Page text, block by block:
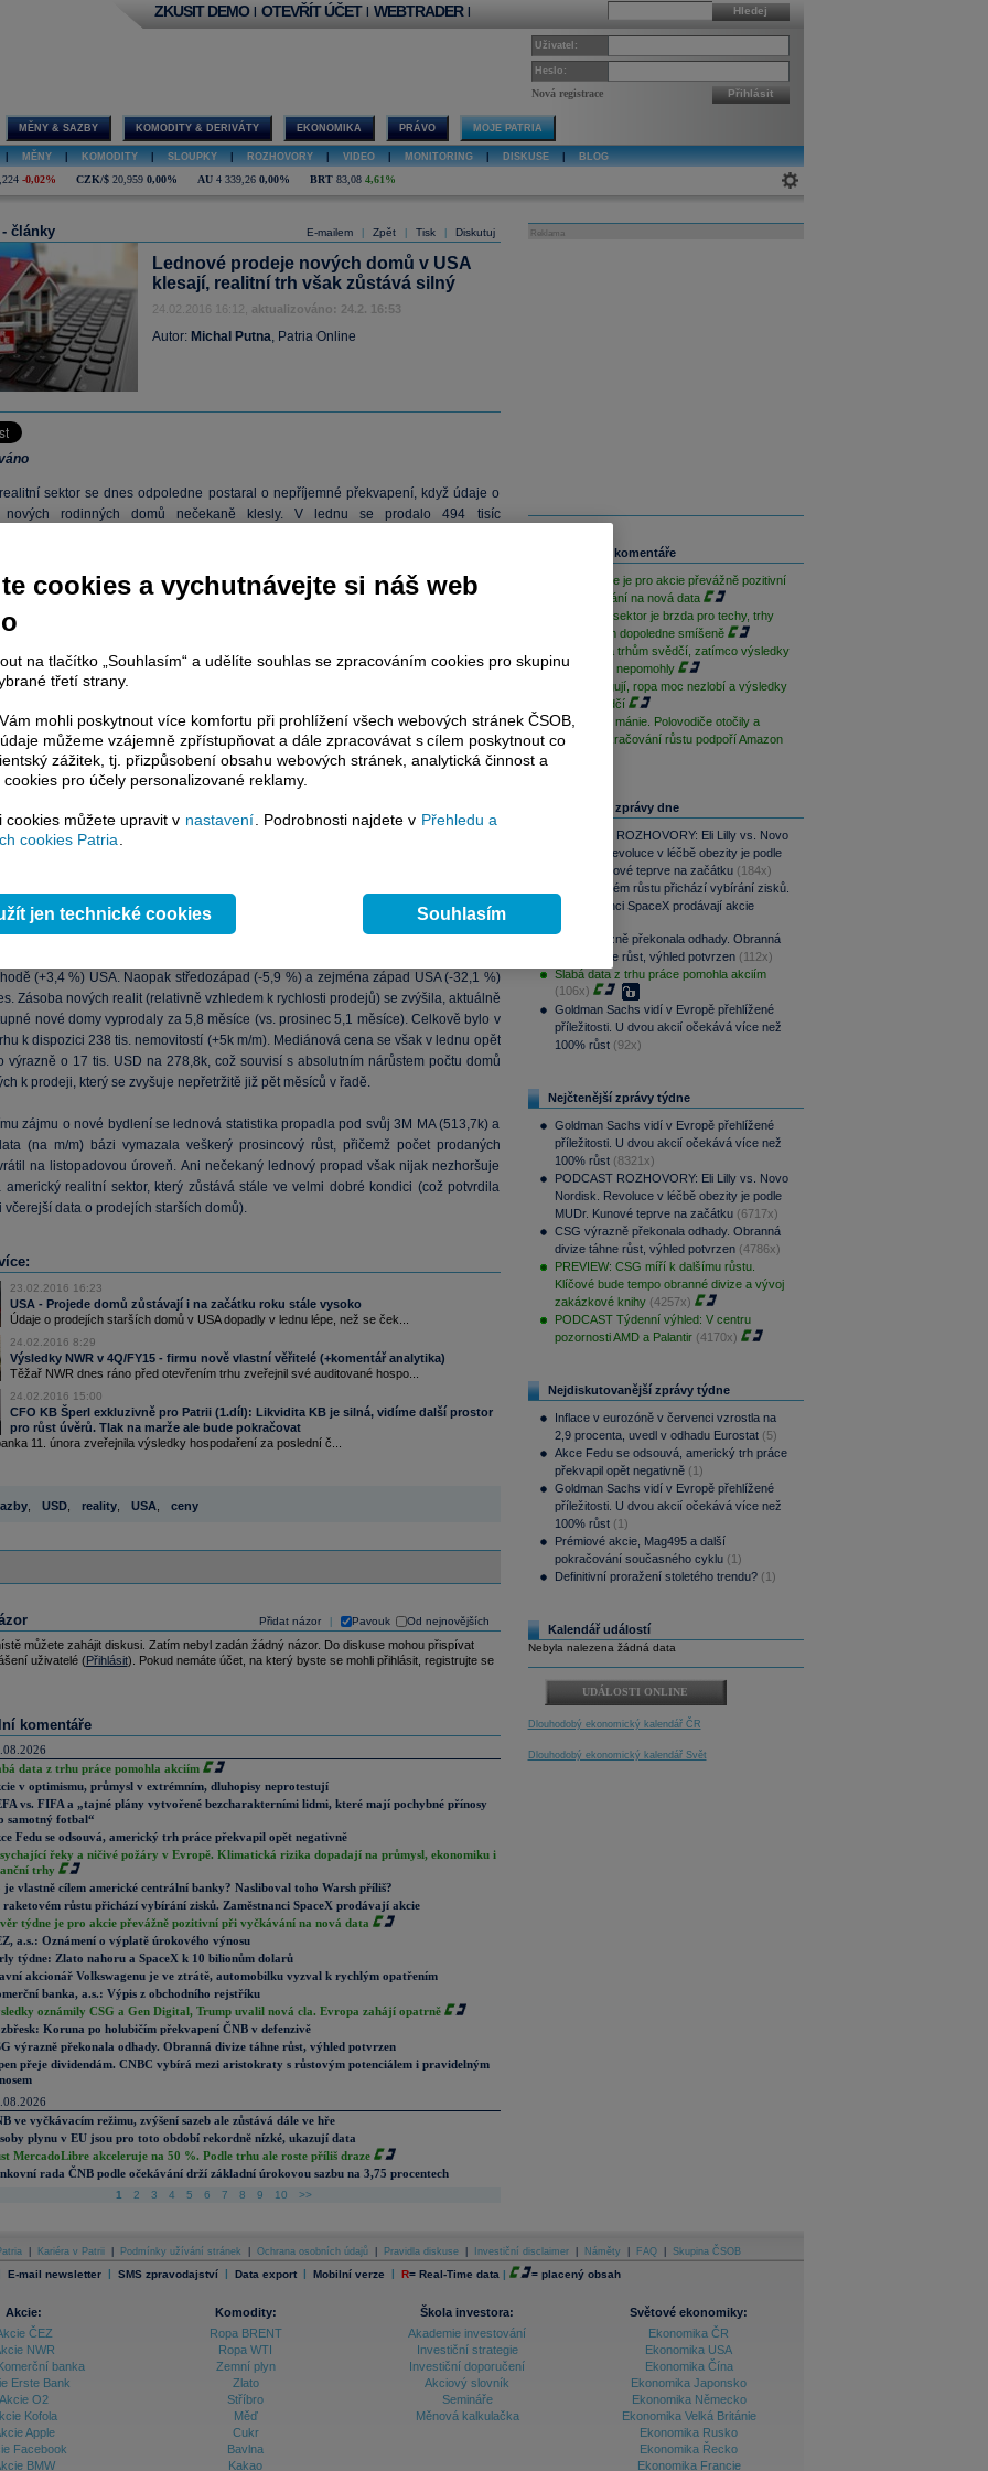
Hledej
ZKUSIT DEMO | OTEVŘÍT ÚČET | WEBTRADER |
Uživatel:
Heslo:
Nová registrace Přihlásit
MĚNY & SAZBY KOMODITY & DERIVÁTY EKONOMIKA PRÁVO MOJE PATRIA
MĚNY KOMODITY SLOUPKY ROZHOVORY VIDEO MONITORING DISKUSE BLOG
-0,02% CZK/$ 20,959 0,00% AU 4 339,26 0,00% BRT 83,08 4,61%
E-mailem Zpět Tisk Diskutuj
- články
Lednové prodeje nových domů v USA
klesají, realitní trh však zůstává silný
24.02.2016 16:12, aktualizováno: 24.2. 16:53
Autor: Michal Putna, Patria Online
sektor se dnes odpoledne postaral o nepříjemné překvapení, když údaje o
nových rodinných domů nečekaně klesly. V lednu se prodalo 494 tisíc
544k.
(+3,4 %) USA. Naopak středozápad (-5,9 %) a zejména západ USA (-32,1 %)
Zásoba nových realit (relativně vzhledem k rychlosti prodejů) se zvýšila, aktuálně
nové domy vyprodaly za 5,8 měsíce (vs. prosinec 5,1 měsíce). Celkově bylo v
k dispozici 238 tis. nemovitostí (+5k m/m). Mediánová cena se však v lednu opět
výrazně o 17 tis. USD na 278,8k, což souvisí s absolutním nárůstem počtu domů
k prodeji, který se zvyšuje nepřetržitě již pět měsíců v řadě.
zájmu o nové bydlení se lednová statistika propadla pod svůj 3M MA (513,7k) a
(na m/m) bázi vymazala veškerý prosincový růst, přičemž počet prodaných
na listopadovou úroveň. Ani nečekaný lednový propad však nijak nezhoršuje
americký realitní sektor, který zůstává stále ve velmi dobré kondici (což potvrdila
včerejší data o prodejích starších domů).
23.02.2016 16:23
USA - Projede domů zůstávají i na začátku roku stále vysoko
Údaje o prodejích starších domů v USA dopadly v lednu lépe, než se ček...
24.02.2016 8:29
Výsledky NWR v 4Q/FY15 - firmu nově vlastní věřitelé (+komentář analytika)
Těžař NWR dnes ráno před otevřením trhu zveřejnil své auditované hospo...
24.02.2016 15:00
CFO KB Šperl exkluzivně pro Patrii (1.díl): Likvidita KB je silná, vidíme další prostor
pro růst úvěrů. Tlak na marže ale bude pokračovat
11. února zveřejnila výsledky hospodaření za poslední č...
, USD, reality, USA ceny
Přidat názor Pavouk Od nejnovějších
můžete zahájit diskusi. Zatím nebyl zadán žádný názor. Do diskuse mohou přispívat
uživatelé (Přihlásit). Pokud nemáte účet, na který byste se mohli přihlásit, registrujte se
komentáře
data z trhu práce pomohla akciím
v optimismu, průmysl v extrémním, dluhopisy neprotestují
vs. FIFA a „tajné plány vytvořené bezcharakterními lidmi, které mají pochybné přínosy
samotný fotbal“
Fedu se odsouvá, americký trh práce překvapil opět negativně
řeky a ničivé požáry v Evropě. Klimatická rizika dopadají na průmysl, ekonomiku i
trhy
je vlastně cílem americké centrální banky? Nasliboval toho Warsh příliš?
raketovém růstu přichází vybírání zisků. Zaměstnanci SpaceX prodávají akcie
týdne je pro akcie převážně pozitivní při vyčkávání na nová data
a.s.: Oznámení o výplatě úrokového výnosu
týdne: Zlato nahoru a SpaceX k 10 bilionům dolarů
akcionář Volkswagenu je ve ztrátě, automobilku vyzval k rychlým opatřením
banka, a.s.: Výpis z obchodního rejstříku
oznámily CSG a Gen Digital, Trump uvalil nová cla. Evropa zahájí opatrně
Koruna po holubičím překvapení ČNB v defenzivě
výrazně překonala odhady. Obranná divize táhne růst, výhled potvrzen
přeje dividendám. CNBC vybírá mezi aristokraty s růstovým potenciálem i pravidelným
ve vyčkávacím režimu, zvýšení sazeb ale zůstává dále ve hře
plynu v EU jsou pro toto období rekordně nízké, ukazují data
MercadoLibre akceleruje na 50 %. Podle trhu ale roste příliš draze
rada ČNB podle očekávání drží základní úrokovou sazbu na 3,75 procentech
1 2 3 4 5 6 7 8 9 10 >>
Reklama
Související komentáře
Závěr týdne je pro akcie převážně pozitivní
při vyčkávání na nová data
Paměťový sektor je brzda pro techy, trhy
jsou na tom dopoledne smíšeně
Geopolitika trhům svědčí, zatímco výsledky
sentimentu nepomohly
Techy fungují, ropa moc nezlobí a výsledky
trhům svědčí
Po depresi mánie. Polovodiče otočily a
dnešní pokračování růstu podpoří Amazon
Nejčtenější zprávy dne
PODCAST ROZHOVORY: Eli Lilly vs. Novo
Nordisk. Revoluce v léčbě obezity je podle
MUDr. Kunové teprve na začátku (184x)
Po raketovém růstu přichází vybírání zisků.
Zaměstnanci SpaceX prodávají akcie
CSG výrazně překonala odhady. Obranná
divize táhne růst, výhled potvrzen (112x)
Slabá data z trhu práce pomohla akciím
(106x)
Goldman Sachs vidí v Evropě přehlížené
příležitosti. U dvou akcií očekává více než
100% růst (92x)
Nejčtenější zprávy týdne
Goldman Sachs vidí v Evropě přehlížené
příležitosti. U dvou akcií očekává více než
100% růst (8321x)
PODCAST ROZHOVORY: Eli Lilly vs. Novo
Nordisk. Revoluce v léčbě obezity je podle
MUDr. Kunové teprve na začátku (6717x)
CSG výrazně překonala odhady. Obranná
divize táhne růst, výhled potvrzen (4786x)
PREVIEW: CSG míří k dalšímu růstu.
Klíčové bude tempo obranné divize a vývoj
zakázkové knihy (4257x)
PODCAST Týdenní výhled: V centru
pozornosti AMD a Palantir (4170x)
Nejdiskutovanější zprávy týdne
Inflace v eurozóně v červenci vzrostla na
2,9 procenta, uvedl v odhadu Eurostat (5)
Akce Fedu se odsouvá, americký trh práce
překvapil opět negativně (1)
Goldman Sachs vidí v Evropě přehlížené
příležitosti. U dvou akcií očekává více než
100% růst (1)
Prémiové akcie, Mag495 a další
pokračování současného cyklu (1)
Definitivní proražení stoletého trendu? (1)
Kalendář událostí
Nebyla nalezena žádná data
UDÁLOSTI ONLINE
Dlouhodobý ekonomický kalendář ČR
Dlouhodobý ekonomický kalendář Svět
Kariéra v Patrii Podmínky užívání stránek Ochrana osobních údajů Pravidla diskuse Investiční disclaimer Náměty FAQ Skupina ČSOB
E-mail newsletter | SMS zpravodajství | Data export | Mobilní verze | R= Real-Time data | = placený obsah
Akcie:
ČEZ
NWR
banka
Erste Bank
Akcie O2
Kofola
Apple
Facebook
BMW
Komodity:
Ropa BRENT
Ropa WTI
Zemní plyn
Zlato
Stříbro
Měď
Cukr
Bavlna
Kakao
Škola investora:
Akademie investování
Investiční strategie
Investiční doporučení
Akciový slovník
Semináře
Měnová kalkulačka
Světové ekonomiky:
Ekonomika ČR
Ekonomika USA
Ekonomika Čína
Ekonomika Japonsko
Ekonomika Německo
Ekonomika Velká Británie
Ekonomika Rusko
Ekonomika Řecko
Ekonomika Francie
cookies a vychutnávejte si náš web
na tlačítko „Souhlasím“ a udělíte souhlas se zpracováním cookies pro skupinu
třetí strany.
mohli poskytnout více komfortu při prohlížení všech webových stránek ČSOB,
můžeme vzájemně zpřístupňovat a dále zpracovávat s cílem poskytnout co
zážitek, tj. přizpůsobení obsahu webových stránek, analytická činnost a
pro účely personalizované reklamy.
cookies můžete upravit v nastavení . Podrobnosti najdete v Přehledu a
cookies Patria
jen technické cookies Souhlasím